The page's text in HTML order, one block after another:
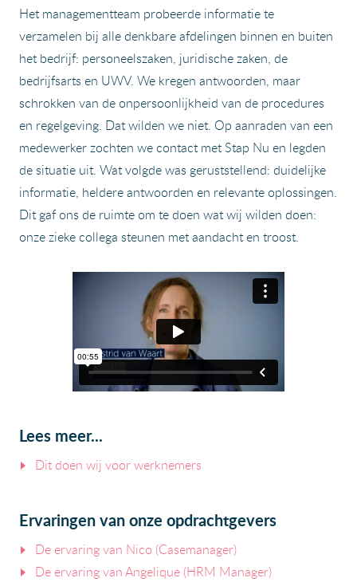
Het managementteam probeerde informatie te
verzamelen bij alle denkbare afdelingen binnen en buiten
het bedrijf: personeelszaken, juridische zaken, de
bedrijfsarts en UWV. We kregen antwoorden, maar
schrokken van de onpersoonlijkheid van de procedures
en regelgeving. Dat wilden we niet. Op aanraden van een
medewerker zochten we contact met Stap Nu en legden
de situatie uit. Wat volgde was geruststellend: duidelijke
informatie, heldere antwoorden en relevante oplossingen.
Dit gaf ons de ruimte om te doen wat wij wilden doen:
onze zieke collega steunen met aandacht en troost.
Lees meer...
Dit doen wij voor werknemers
Ervaringen van onze opdrachtgevers
De ervaring van Nico (Casemanager)
De ervaring van Angelique (HRM Manager)